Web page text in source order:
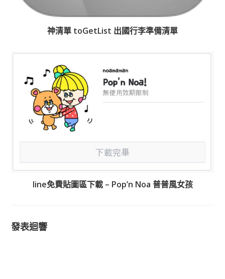
神清單 toGetList 出國行李準備清單
line免費貼圖區下載 – Pop’n Noa 普普風女孩
發表迴響